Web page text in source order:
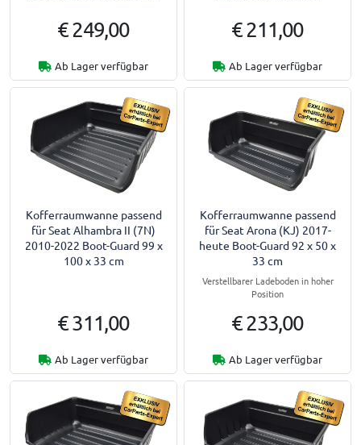
€ 249,00
Ab Lager verfügbar
€ 211,00
Ab Lager verfügbar
Kofferraumwanne passend
für Seat Alhambra II (7N)
2010-2022 Boot-Guard 99 x
100 x 33 cm
€ 311,00
Ab Lager verfügbar
Kofferraumwanne passend
für Seat Arona (KJ) 2017-
heute Boot-Guard 92 x 50 x
33 cm
Verstellbarer Ladeboden in hoher
Position
€ 233,00
Ab Lager verfügbar